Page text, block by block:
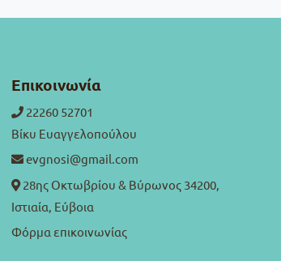
Επικοινωνία
22260 52701
Βίκυ Ευαγγελοπούλου
evgnosi@gmail.com
28ης Οκτωβρίου & Βύρωνος 34200,
Ιστιαία, Εύβοια
Φόρμα επικοινωνίας